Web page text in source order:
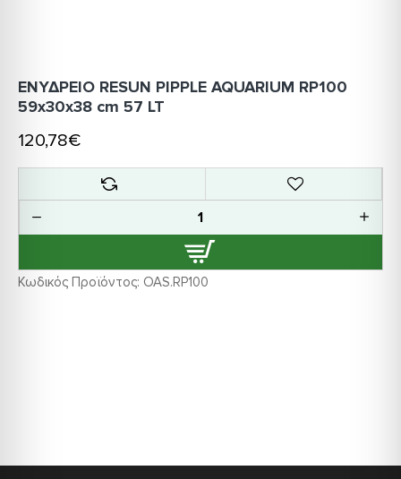
Κωδικός Προϊόντος: OAS.RP100
ΕΝΥΔΡΕΙΟ RESUN PIPPLE AQUARIUM RP100
59x30x38 cm 57 LT
120,78€